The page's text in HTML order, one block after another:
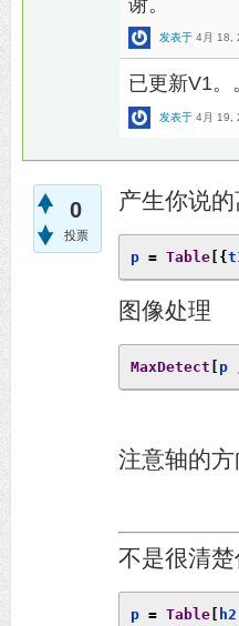
发表于 4月 18,
已更新V1。
发表于 4月 19,
0
投票
产生你说
p = Table [{
图像处理
MaxDetect p
注意轴的
不是很清
p = Table h2